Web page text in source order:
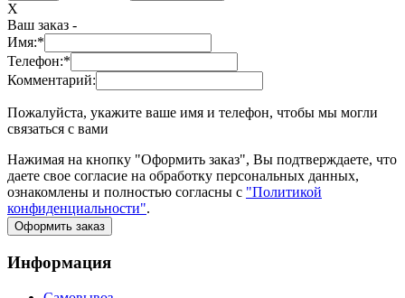
X
Ваш заказ -
Имя:*
Телефон:*
Комментарий:
Пожалуйста, укажите ваше имя и телефон, чтобы мы могли
связаться с вами
Нажимая на кнопку "Оформить заказ", Вы подтверждаете, что
даете свое согласие на обработку персональных данных,
ознакомлены и полностью согласны с "Политикой
конфиденциальности".
Оформить заказ
Информация